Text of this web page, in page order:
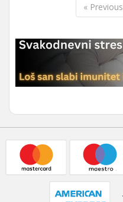
« Previous